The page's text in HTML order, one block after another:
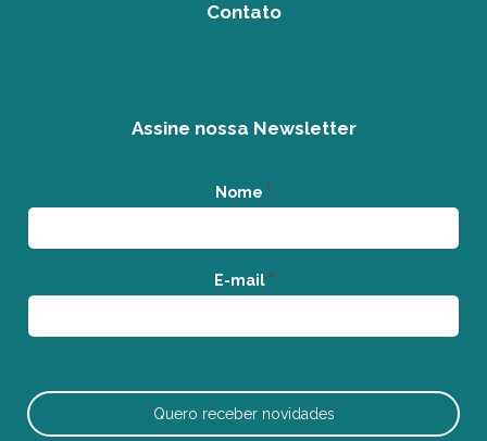
Contato
Assine nossa Newsletter
Nome *
E-mail *
Quero receber novidades